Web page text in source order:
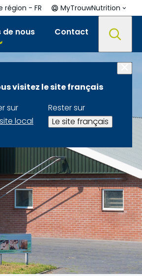
de nous Contact
région - FR MyTrouwNutrition
visitez le site français
sur
local
Rester sur
Le site français